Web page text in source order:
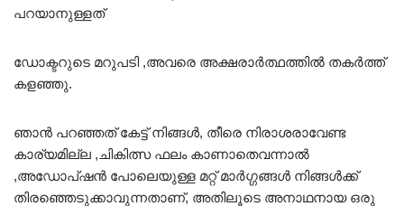
പറയാനുള്ളത്
ഡോക്ടറുടെ മറുപടി ,അവരെ അക്ഷരാർത്ഥത്തിൽ തകർത്ത്
കളഞ്ഞു.
ഞാൻ പറഞ്ഞത് കേട്ട് നിങ്ങൾ, തീരെ നിരാശരാവേണ്ട
കാര്യമില്ല ,ചികിത്സ ഫലം കാണാതെവന്നാൽ
,അഡോപ്ഷൻ പോലെയുള്ള മറ്റ് മാർഗ്ഗങ്ങൾ നിങ്ങൾക്ക്
തിരഞ്ഞെടുക്കാവുന്നതാണ്, അതിലൂടെ അനാഥനായ ഒരു